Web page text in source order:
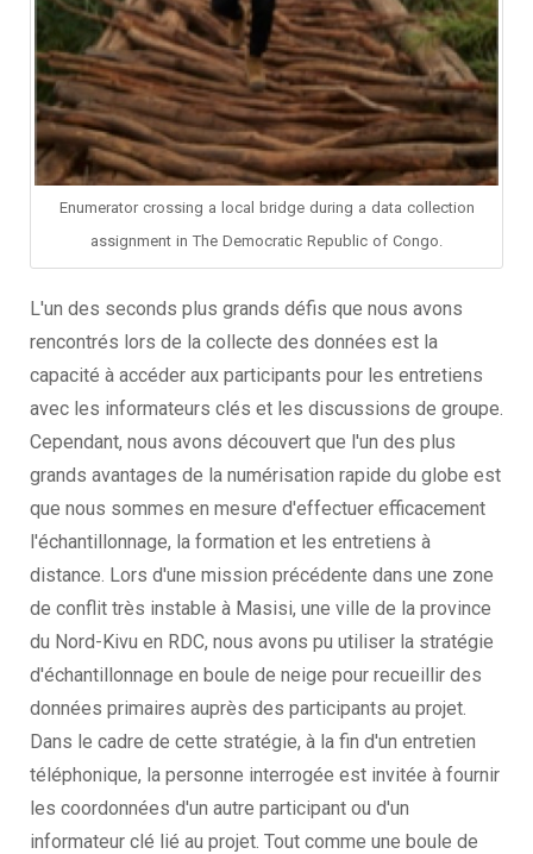
Enumerator crossing a local bridge during a data collection
assignment in The Democratic Republic of Congo.
L'un des seconds plus grands défis que nous avons
rencontrés lors de la collecte des données est la
capacité à accéder aux participants pour les entretiens
avec les informateurs clés et les discussions de groupe.
Cependant, nous avons découvert que l'un des plus
grands avantages de la numérisation rapide du globe est
que nous sommes en mesure d'effectuer efficacement
l'échantillonnage, la formation et les entretiens à
distance. Lors d'une mission précédente dans une zone
de conflit très instable à Masisi, une ville de la province
du Nord-Kivu en RDC, nous avons pu utiliser la stratégie
d'échantillonnage en boule de neige pour recueillir des
données primaires auprès des participants au projet.
Dans le cadre de cette stratégie, à la fin d'un entretien
téléphonique, la personne interrogée est invitée à fournir
les coordonnées d'un autre participant ou d'un
informateur clé lié au projet. Tout comme une boule de